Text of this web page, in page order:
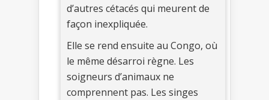
d’autres cétacés qui meurent de
façon inexpliquée.
Elle se rend ensuite au Congo, où
le même désarroi règne. Les
soigneurs d’animaux ne
comprennent pas. Les singes